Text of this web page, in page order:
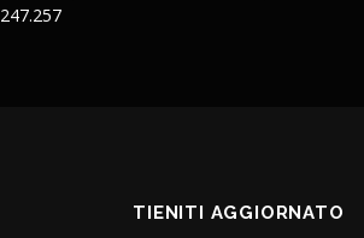
TIENITI AGGIORNATO